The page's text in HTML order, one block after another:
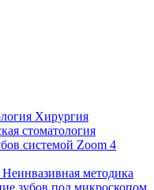
Хирургия
стоматология
системой Zoom 4
Неинвазивная методика
зубов под микроскопом